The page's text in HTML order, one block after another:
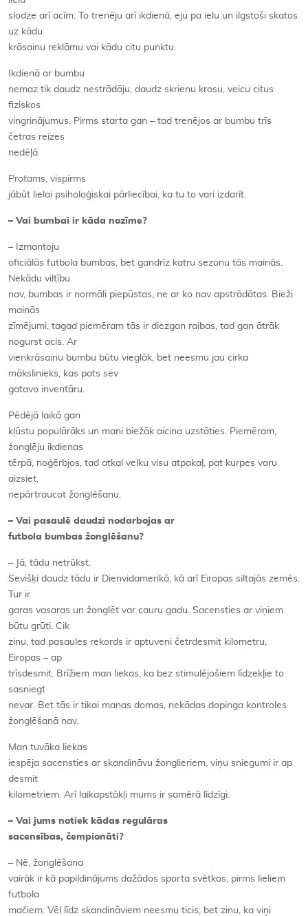
slodze arī acīm. To trenēju arī ikdienā, eju pa ielu un ilgstoši skatos
uz kādu
krāsainu reklāmu vai kādu citu punktu.
Ikdienā ar bumbu
nemaz tik daudz nestrādāju, daudz skrienu krosu, veicu citus
fiziskos
vingrinājumus. Pirms starta gan – tad trenējos ar bumbu trīs
četras reizes
nedēļā
Protams, vispirms
jābūt lielai psiholoģiskai pārliecībai, ka tu to vari izdarīt.
– Vai bumbai ir kāda nozīme?
– Izmantoju
oficiālās futbola bumbas, bet gandrīz katru sezonu tās mainās.
Nekādu viltību
nav, bumbas ir normāli piepūstas, ne ar ko nav apstrādātas. Bieži
mainās
zīmējumi, tagad piemēram tās ir diezgan raibas, tad gan ātrāk
nogurst acis. Ar
vienkrāsainu bumbu būtu vieglāk, bet neesmu jau cirka
mākslinieks, kas pats sev
gatavo inventāru.
Pēdējā laikā gan
kļūstu populārāks un mani biežāk aicina uzstāties. Piemēram,
žonglēju ikdienas
tērpā, noģērbjos, tad atkal velku visu atpakaļ, pat kurpes varu
aizsiet,
nepārtraucot žonglēšanu.
– Vai pasaulē daudzi nodarbojas ar
futbola bumbas žonglēšanu?
– Jā, tādu netrūkst.
Sevišķi daudz tādu ir Dienvidamerikā, kā arī Eiropas siltajās zemēs.
Tur ir
garas vasaras un žonglēt var cauru gadu. Sacensties ar viņiem
būtu grūti. Cik
zinu, tad pasaules rekords ir aptuveni četrdesmit kilometru,
Eiropas – ap
trīsdesmit. Brīžiem man liekas, ka bez stimulējošiem līdzekļie to
sasniegt
nevar. Bet tās ir tikai manas domas, nekādas dopinga kontroles
žonglēšanā nav.
Man tuvāka liekas
iespēja sacensties ar skandināvu žonglieriem, viņu sniegumi ir ap
desmit
kilometriem. Arī laikapstākļi mums ir samērā līdzīgi.
– Vai jums notiek kādas regulāras
sacensības, čempionāti?
– Nē, žonglēšana
vairāk ir kā papildinājums dažādos sporta svētkos, pirms lieliem
futbola
mačiem. Vēl līdz skandināviem neesmu ticis, bet zinu, ka viņi